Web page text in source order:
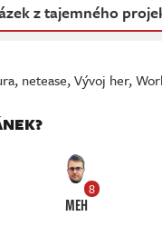
z tajemného
, netease,Vývoj her,
8
MEH